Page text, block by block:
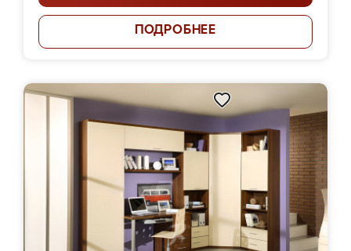
ПОДРОБНЕЕ